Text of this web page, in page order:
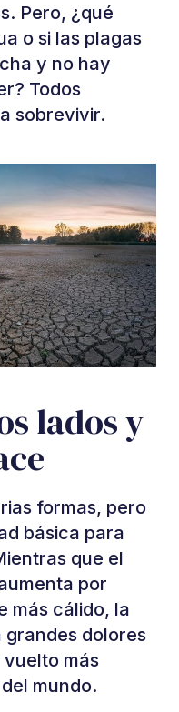
Pero, ¿qué
o si las plagas
y no hay
Todos
sobrevivir.
lados y
formas, pero
básica para
que el
por
más cálido, la
grandes dolores
más
mundo.